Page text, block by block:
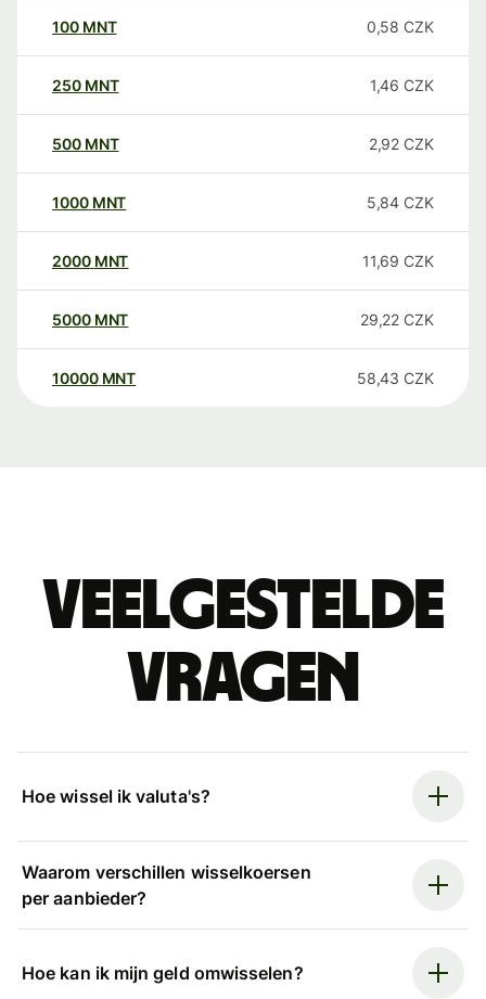
100 MNT 0,58 CZK
250 MNT 1,46 CZK
500 MNT 2,92 CZK
1000 MNT 5,84 CZK
2000 MNT 11,69 CZK
5000 MNT 29,22 CZK
10000 MNT 58,43 CZK
Veelgestelde
vragen
Hoe wissel ik valuta's?
Waarom verschillen wisselkoersen
per aanbieder?
Hoe kan ik mijn geld omwisselen?